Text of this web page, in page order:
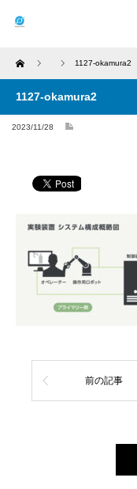
Home 1127-okamura2
1127-okamura2
2023/11/28
前の記事